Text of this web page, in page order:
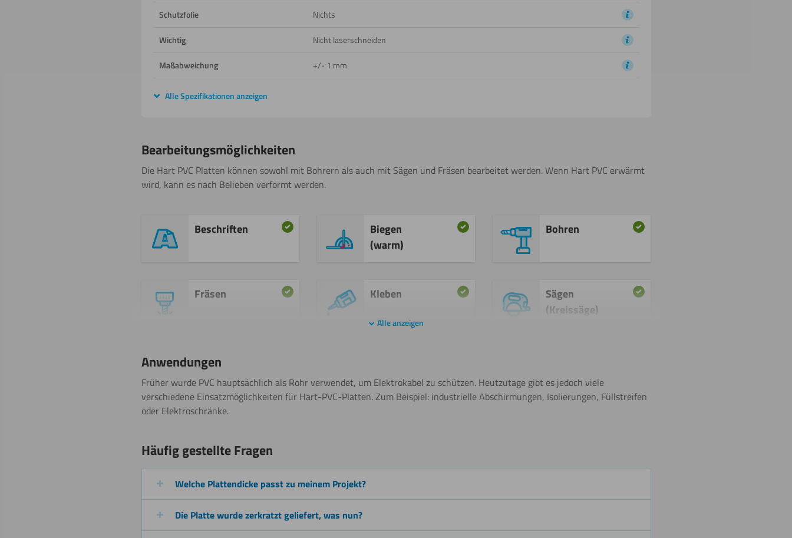
Schutzfolie Nichts
Wichtig Nicht laserschneiden
Maßabweichung +/- 1 mm
Alle Spezifikationen anzeigen
Bearbeitungsmöglichkeiten
Die Hart PVC Platten können sowohl mit Bohrern als auch mit Sägen und Fräsen bearbeitet werden. Wenn Hart PVC erwärmt
wird, kann es nach Belieben verformt werden.
Beschriften
Biegen
(warm)
Bohren
Fräsen Kleben
Sägen
(Kreissäge)
Sägen
(Stichsäge)
Gravieren
Alle anzeigen
Anwendungen
Früher wurde PVC hauptsächlich als Rohr verwendet, um Elektrokabel zu schützen. Heutzutage gibt es jedoch viele
verschiedene Einsatzmöglichkeiten für Hart-PVC-Platten. Zum Beispiel: industrielle Abschirmungen, Isolierungen, Füllstreifen
oder Elektroschränke.
Häufig gestellte Fragen
Welche Plattendicke passt zu meinem Projekt?
Die Platte wurde zerkratzt geliefert, was nun?